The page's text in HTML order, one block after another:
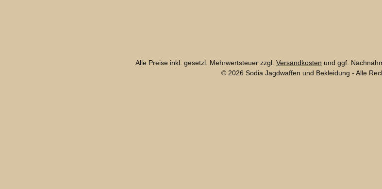
Alle Preise inkl. gesetzl. Mehrwertsteuer zzgl. Versandkosten und ggf.
© 2026 Sodia Jagdwaffen und Bekleidung - Alle